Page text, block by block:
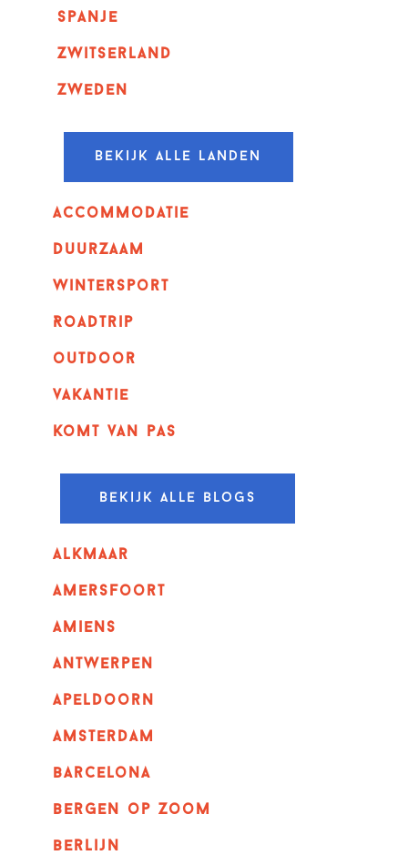
spanje
zwitserland
zweden
Bekijk alle landen
Accommodatie
Duurzaam
wintersport
Roadtrip
outdoor
vakantie
komt van pas
Bekijk alle blogs
alkmaar
amersfoort
amiens
Antwerpen
apeldoorn
Amsterdam
barcelona
bergen op zoom
berlijn